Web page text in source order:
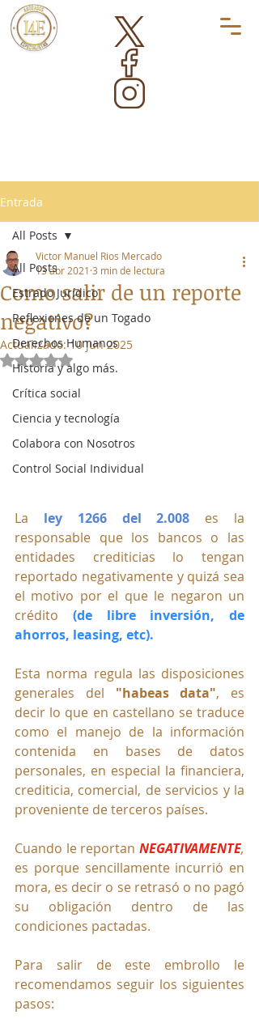
Entrada
All Posts
Estrado Jurídico
Reflexiones de un Togado
Derechos Humanos
Historia y algo más.
Crítica social
Ciencia y tecnología
Colabora con Nosotros
Control Social Individual
All Posts
Como salir de un reporte
negativo?
Victor Manuel Rios Mercado
13 abr 2021 3 min de lectura
Actualizado:10 jun 2025
Obtuvo NaN de 5 estrellas.
La ley 1266 del 2.008 es la
responsable que los bancos o las
entidades crediticias lo tengan
reportado negativamente y quizá sea
el motivo por el que le negaron un
crédito (de libre inversión, de
ahorros, leasing, etc).
Esta norma regula las disposiciones
generales del "habeas data", es
decir lo que en castellano se traduce
como el manejo de la información
contenida en bases de datos
personales, en especial la financiera,
crediticia, comercial, de servicios y la
proveniente de terceros países.
Cuando le reportan NEGATIVAMENTE,
es porque sencillamente incurrió en
mora, es decir o se retrasó o no pagó
su obligación dentro de las
condiciones pactadas.
Para salir de este embrollo le
recomendamos seguir los siguientes
pasos: